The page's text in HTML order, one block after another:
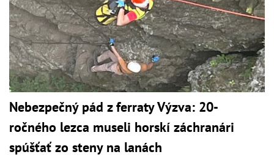
Nebezpečný pád z ferraty Výzva: 20-
ročného lezca museli horskí záchranári
spúšťať zo steny na lanách